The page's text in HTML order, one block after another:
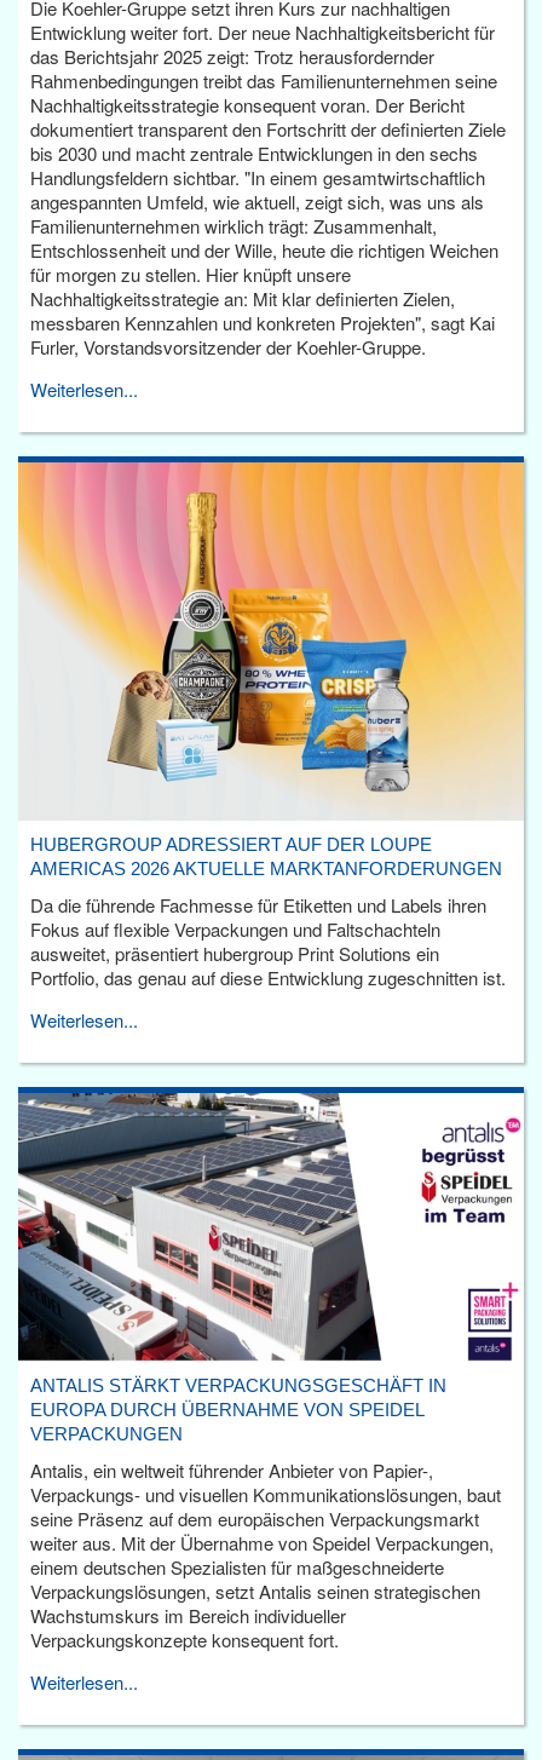
Die Koehler-Gruppe setzt ihren Kurs zur nachhaltigen
Entwicklung weiter fort. Der neue Nachhaltigkeitsbericht für
das Berichtsjahr 2025 zeigt: Trotz herausfordernder
Rahmenbedingungen treibt das Familienunternehmen seine
Nachhaltigkeitsstrategie konsequent voran. Der Bericht
dokumentiert transparent den Fortschritt der definierten Ziele
bis 2030 und macht zentrale Entwicklungen in den sechs
Handlungsfeldern sichtbar. "In einem gesamtwirtschaftlich
angespannten Umfeld, wie aktuell, zeigt sich, was uns als
Familienunternehmen wirklich trägt: Zusammenhalt,
Entschlossenheit und der Wille, heute die richtigen Weichen
für morgen zu stellen. Hier knüpft unsere
Nachhaltigkeitsstrategie an: Mit klar definierten Zielen,
messbaren Kennzahlen und konkreten Projekten", sagt Kai
Furler, Vorstandsvorsitzender der Koehler-Gruppe.
Weiterlesen...
HUBERGROUP ADRESSIERT AUF DER LOUPE
AMERICAS 2026 AKTUELLE MARKTANFORDERUNGEN
Da die führende Fachmesse für Etiketten und Labels ihren
Fokus auf flexible Verpackungen und Faltschachteln
ausweitet, präsentiert hubergroup Print Solutions ein
Portfolio, das genau auf diese Entwicklung zugeschnitten ist.
Weiterlesen...
ANTALIS STÄRKT VERPACKUNGSGESCHÄFT IN
EUROPA DURCH ÜBERNAHME VON SPEIDEL
VERPACKUNGEN
Antalis, ein weltweit führender Anbieter von Papier-,
Verpackungs- und visuellen Kommunikationslösungen, baut
seine Präsenz auf dem europäischen Verpackungsmarkt
weiter aus. Mit der Übernahme von Speidel Verpackungen,
einem deutschen Spezialisten für maßgeschneiderte
Verpackungslösungen, setzt Antalis seinen strategischen
Wachstumskurs im Bereich individueller
Verpackungskonzepte konsequent fort.
Weiterlesen...